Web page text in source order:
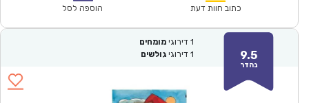
₪57.00.
כתוב חוות דעת הוספה לסל
9.5
נהדר
1 דירוגי מומחים
1 דירוגי גולשים